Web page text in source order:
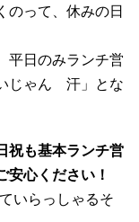
のって、休みの日
平日のみランチ営
じゃん 汗」とな
祝も基本ランチ営
安心ください！
いらっしゃるそ